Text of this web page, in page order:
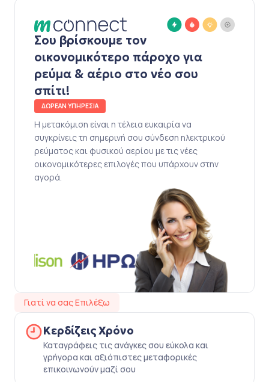
Σου βρίσκουμε τον
οικονομικότερο πάροχο για
ρεύμα & αέριο στο νέο σου
σπίτι!
ΔΩΡΕΑΝ ΥΠΗΡΕΣΙΑ
Η μετακόμιση είναι η τέλεια ευκαιρία να
συγκρίνεις τη σημερινή σου σύνδεση ηλεκτρικού
ρεύματος και φυσικού αερίου με τις νέες
οικονομικότερες επιλογές που υπάρχουν στην
αγορά.
Γιατί να σας Επιλέξω
Κερδίζεις Χρόνο
Καταγράφεις τις ανάγκες σου εύκολα και
γρήγορα και αξιόπιστες μεταφορικές
επικοινωνούν μαζί σου